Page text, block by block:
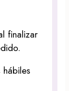
finalizar